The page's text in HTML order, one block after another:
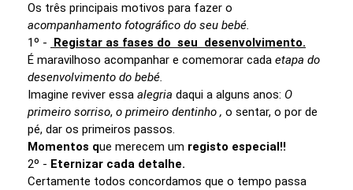
Os três principais motivos para fazer o
acompanhamento fotográfico do seu bebé.
1º - Registar as fases do seu desenvolvimento.
É maravilhoso acompanhar e comemorar cada etapa do
desenvolvimento do bebé.
Imagine reviver essa alegria daqui a alguns anos: O
primeiro sorriso, o primeiro dentinho , o sentar, o por de
pé, dar os primeiros passos.
Momentos que merecem um registo especial!!
2º - Eternizar cada detalhe.
Certamente todos concordamos que o tempo passa